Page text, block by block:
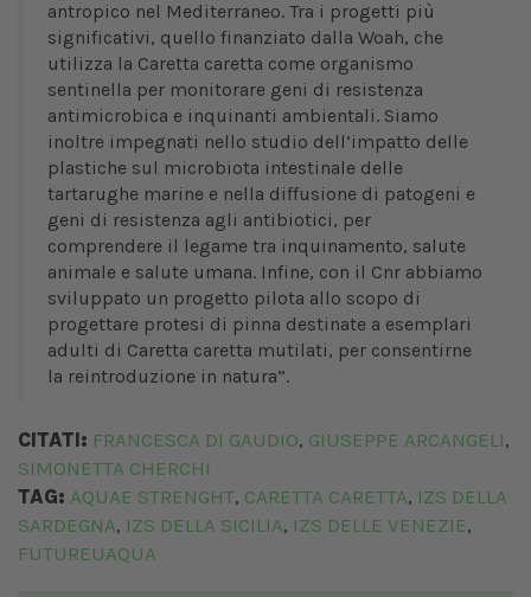
antropico nel Mediterraneo. Tra i progetti più
significativi, quello finanziato dalla Woah, che
utilizza la Caretta caretta come organismo
sentinella per monitorare geni di resistenza
antimicrobica e inquinanti ambientali. Siamo
inoltre impegnati nello studio dell’impatto delle
plastiche sul microbiota intestinale delle
tartarughe marine e nella diffusione di patogeni e
geni di resistenza agli antibiotici, per
comprendere il legame tra inquinamento, salute
animale e salute umana. Infine, con il Cnr abbiamo
sviluppato un progetto pilota allo scopo di
progettare protesi di pinna destinate a esemplari
adulti di Caretta caretta mutilati, per consentirne
la reintroduzione in natura”.
CITATI: FRANCESCA DI GAUDIO, GIUSEPPE ARCANGELI,
SIMONETTA CHERCHI
TAG: AQUAE STRENGHT, CARETTA CARETTA, IZS DELLA
SARDEGNA, IZS DELLA SICILIA, IZS DELLE VENEZIE,
FUTUREUAQUA